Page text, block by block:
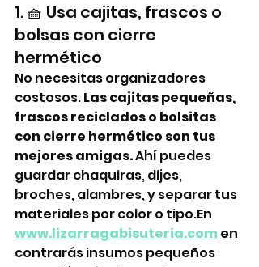
1. 🧺 Usa cajitas, frascos o
bolsas con cierre
hermético
No necesitas organizadores
costosos. Las cajitas pequeñas,
frascos reciclados o bolsitas
con cierre hermético son tus
mejores amigas. Ahí puedes
guardar chaquiras, dijes,
broches, alambres, y separar tus
materiales por color o tipo.En
www.lizarragabisuteria.com en
contrarás insumos pequeños